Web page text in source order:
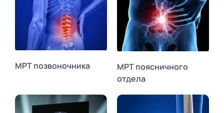
МРТ позвоночника
МРТ поясничного
отдела